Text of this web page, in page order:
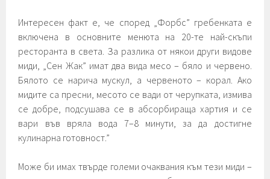
Интересен факт е, че според „Форбс” гребенката е
включена в основните менюта на 20-те най-скъпи
ресторанта в света. За разлика от някои други видове
миди, „Сен Жак” имат два вида месо – бяло и червено.
Бялото се нарича мускул, а червеното – корал. Ако
мидите са пресни, месото се вади от черупката, измива
се добре, подсушава се в абсорбираща хартия и се
вари във вряла вода 7–8 минути, за да достигне
кулинарна готовност.”
Може би имах твърде големи очаквания към тези миди –